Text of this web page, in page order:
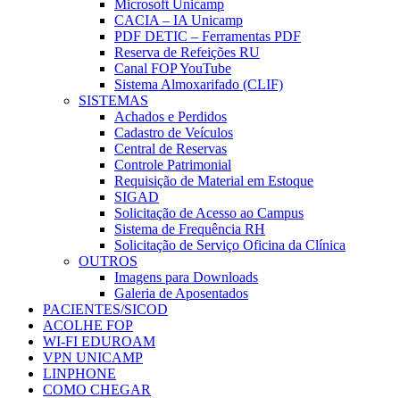
Microsoft Unicamp
CACIA – IA Unicamp
PDF DETIC – Ferramentas PDF
Reserva de Refeições RU
Canal FOP YouTube
Sistema Almoxarifado (CLIF)
SISTEMAS
Achados e Perdidos
Cadastro de Veículos
Central de Reservas
Controle Patrimonial
Requisição de Material em Estoque
SIGAD
Solicitação de Acesso ao Campus
Sistema de Frequência RH
Solicitação de Serviço Oficina da Clínica
OUTROS
Imagens para Downloads
Galeria de Aposentados
PACIENTES/SICOD
ACOLHE FOP
WI-FI EDUROAM
VPN UNICAMP
LINPHONE
COMO CHEGAR